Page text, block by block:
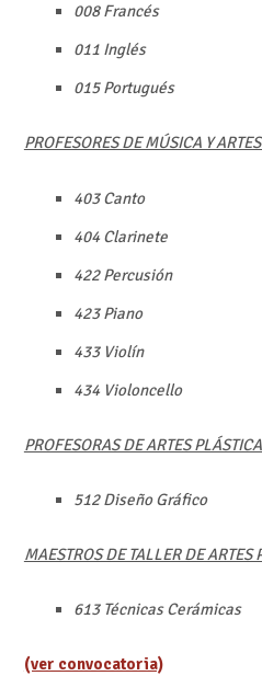
008 Francés
011 Inglés
015 Portugués
PROFESORES DE MÚSICA Y
403 Canto
404 Clarinete
422 Percusión
423 Piano
433 Violín
434 Violoncello
PROFESORAS DE ARTES
512 Diseño Gráfico
MAESTROS DE TALLER DE
613 Técnicas Cerámicas
(ver convocatoria)